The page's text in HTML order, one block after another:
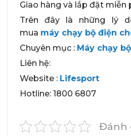
Giao hàng và lắp đặt miễn
Trên đây là những lý
mua máy chạy bộ điện
Chuyên mục : Máy chạy bộ
Liên hệ:
Website : Lifesport
Hotline: 1800 6807
Đánh